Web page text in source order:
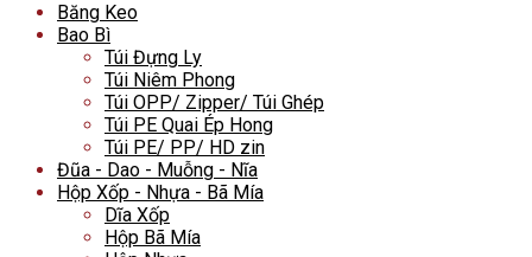
Băng Keo
Bao Bì
Túi Đựng Ly
Túi Niêm Phong
Túi OPP/ Zipper/ Túi Ghép
Túi PE Quai Ép Hong
Túi PE/ PP/ HD zin
Đũa - Dao - Muỗng - Nĩa
Hộp Xốp - Nhựa - Bã Mía
Dĩa Xốp
Hộp Bã Mía